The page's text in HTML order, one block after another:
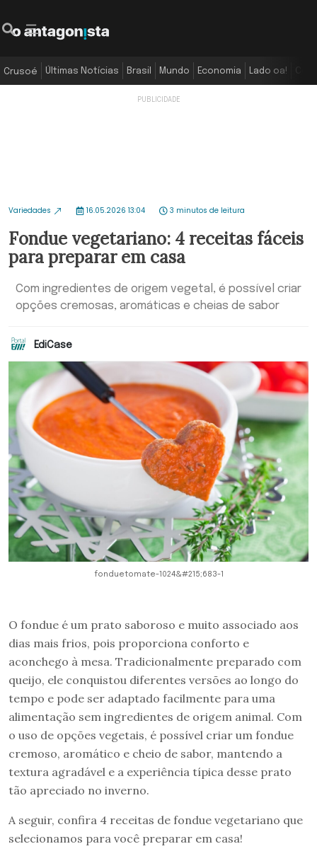
Crusoé Últimas Notícias Brasil Mundo Economia Lado oa!
Variedades 16.05.2026 13:04 3 minutos de leitura
Fondue vegetariano: 4 receitas fáceis
para preparar em casa
Com ingredientes de origem vegetal, é possível criar
opções cremosas, aromáticas e cheias de sabor
EdiCase
fonduetomate-1024&#215;683-1
O fondue é um prato saboroso e muito associado aos
dias mais frios, pois proporciona conforto e
aconchego à mesa. Tradicionalmente preparado com
queijo, ele conquistou diferentes versões ao longo do
tempo e pode ser adaptado facilmente para uma
alimentação sem ingredientes de origem animal. Com
o uso de opções vegetais, é possível criar um fondue
cremoso, aromático e cheio de sabor, mantendo a
textura agradável e a experiência típica desse prato
tão apreciado no inverno.
A seguir, confira 4 receitas de fondue vegetariano que
selecionamos para você preparar em casa!